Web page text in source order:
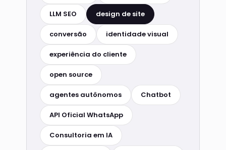
LLM SEO design de site
conversão identidade visual
experiência do cliente
open source
agentes autônomos Chatbot
API Oficial WhatsApp
Consultoria em IA